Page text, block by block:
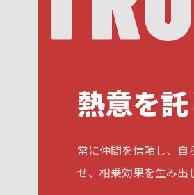
熱意を
常に仲間を信頼し、
せ、相乗効果を生み出